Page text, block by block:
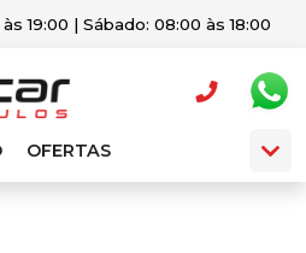
19:00 | Sábado: 08:00 às 18:00
OFERTAS